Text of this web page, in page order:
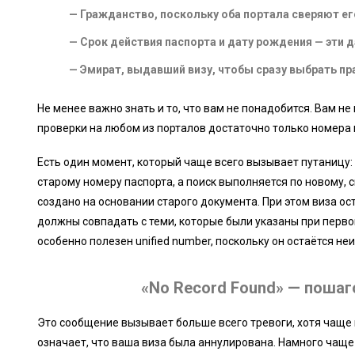
— Гражданство, поскольку оба портала сверяют
— Срок действия паспорта и дату рождения — эти
— Эмират, выдавший визу, чтобы сразу выбрать
Не менее важно знать и то, что вам не понадобится. Вам
проверки на любом из порталов достаточно только номера
Есть один момент, который чаще всего вызывает
старому номеру паспорта, а поиск выполняется по новому,
создано на основании старого документа. При этом виза
должны совпадать с теми, которые были указаны при
особенно полезен unified number, поскольку он остаётся
«No Record Found» —
Это сообщение вызывает больше всего тревоги, хотя чаще
означает, что ваша виза была аннулирована. Намного